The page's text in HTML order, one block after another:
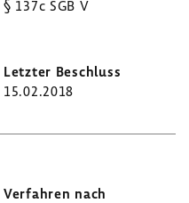
§ 137c SGB V
15.02.2018